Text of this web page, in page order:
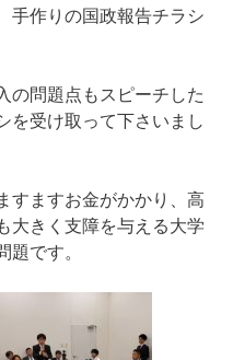
手作りの国政報告チラシ
の問題点もスピーチした
を受け取って下さいまし
すますお金がかかり、高
大きく支障を与える大学
題です。